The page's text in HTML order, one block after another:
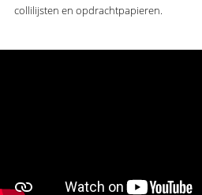
collilijsten en opdrachtpapieren.